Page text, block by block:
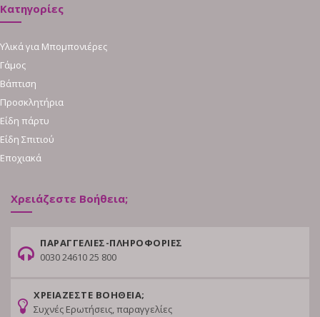
Κατηγορίες
Υλικά για Μπομπονιέρες
Γάμος
Βάπτιση
Προσκλητήρια
Είδη πάρτυ
Είδη Σπιτιού
Εποχιακά
Χρειάζεστε Βοήθεια;
ΠΑΡΑΓΓΕΛΙΕΣ-ΠΛΗΡΟΦΟΡΙΕΣ
0030 24610 25 800
ΧΡΕΙΑΖΕΣΤΕ ΒΟΗΘΕΙΑ;
Συχνές Ερωτήσεις, παραγγελίες